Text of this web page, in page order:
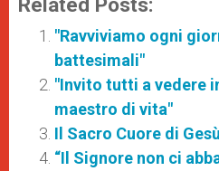
Related Posts:
"Ravviviamo ogni
battesimali"
"Invito tutti a vedere
maestro di vita"
Il Sacro Cuore di
“Il Signore non ci